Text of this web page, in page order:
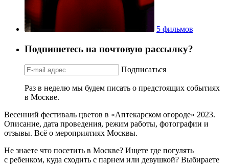
5 фильмов
Подпишетесь на почтовую рассылку?
Подписаться
Раз в неделю мы будем писать о предстоящих событиях
в Москве.
Весенний фестиваль цветов в «Аптекарском огороде» 2023.
Описание, дата проведения, режим работы, фотографии и
отзывы. Всё о мероприятиях Москвы.
Не знаете что посетить в Москве? Ищете где погулять
с ребенком, куда сходить с парнем или девушкой? Выбираете